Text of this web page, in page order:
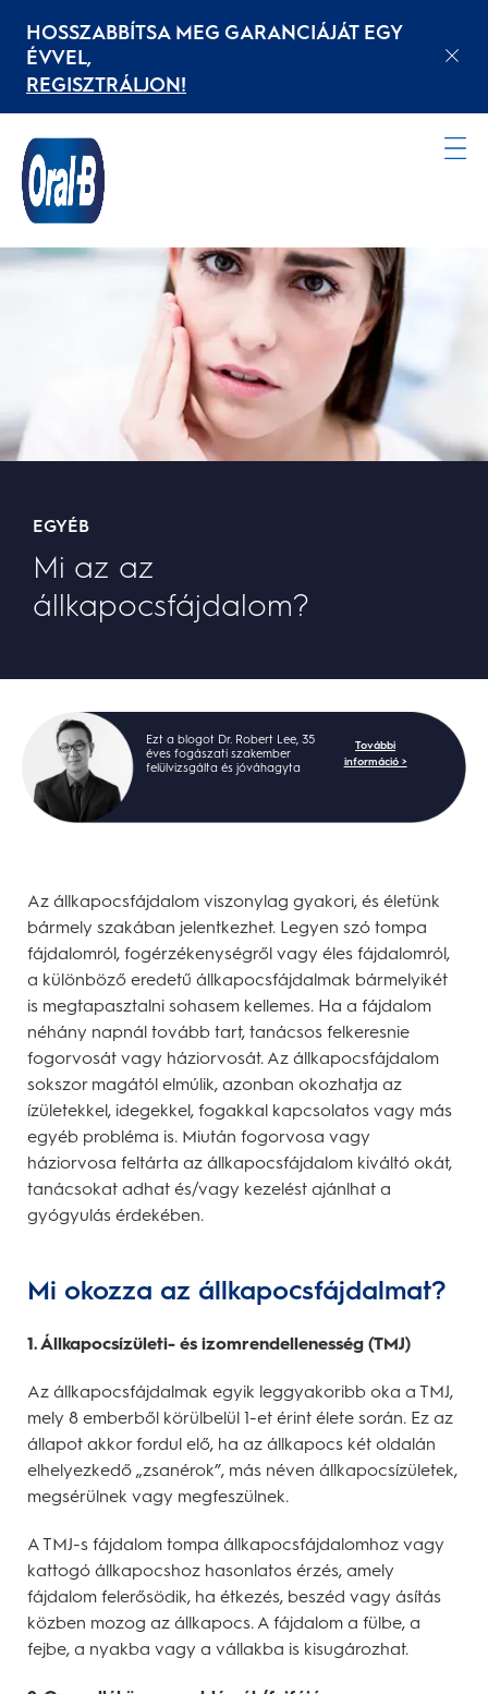
HOSSZABBÍTSA MEG GARANCIÁJÁT EGY
ÉVVEL,
REGISZTRÁLJON!
EGYÉB
Mi az az
állkapocsfájdalom?
Ezt a blogot Dr. Robert Lee, 35
éves fogászati szakember
felülvizsgálta és jóváhagyta
További
információ >
Az állkapocsfájdalom viszonylag gyakori, és életünk
bármely szakában jelentkezhet. Legyen szó tompa
fájdalomról, fogérzékenységről vagy éles fájdalomról,
a különböző eredetű állkapocsfájdalmak bármelyikét
is megtapasztalni sohasem kellemes. Ha a fájdalom
néhány napnál tovább tart, tanácsos felkeresnie
fogorvosát vagy háziorvosát. Az állkapocsfájdalom
sokszor magától elmúlik, azonban okozhatja az
ízületekkel, idegekkel, fogakkal kapcsolatos vagy más
egyéb probléma is. Miután fogorvosa vagy
háziorvosa feltárta az állkapocsfájdalom kiváltó okát,
tanácsokat adhat és/vagy kezelést ajánlhat a
gyógyulás érdekében.
Mi okozza az állkapocsfájdalmat?
1. Állkapocsízületi- és izomrendellenesség (TMJ)
Az állkapocsfájdalmak egyik leggyakoribb oka a TMJ,
mely 8 emberből körülbelül 1-et érint élete során. Ez az
állapot akkor fordul elő, ha az állkapocs két oldalán
elhelyezkedő „zsanérok”, más néven állkapocsízületek,
megsérülnek vagy megfeszülnek.
A TMJ-s fájdalom tompa állkapocsfájdalomhoz vagy
kattogó állkapocshoz hasonlatos érzés, amely
fájdalom felerősödik, ha étkezés, beszéd vagy ásítás
közben mozog az állkapocs. A fájdalom a fülbe, a
fejbe, a nyakba vagy a vállakba is kisugározhat.